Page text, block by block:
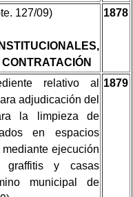
127/09) 1878
relativo al
adjudicación del
la limpieza de
en espacios
ejecución
graffitis y casas
municipal de
1879